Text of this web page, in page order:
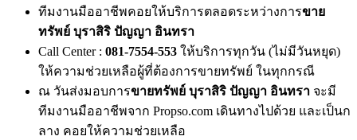
ทีมงานมืออาชีพคอยให้บริการตลอดระหว่างการขาย
ทรัพย์ บุราสิริ ปัญญา อินทรา
Call Center : 081-7554-553 ให้บริการทุกวัน (ไม่มีวันหยุด)
ให้ความช่วยเหลือผู้ที่ต้องการขายทรัพย์ ในทุกกรณี
ณ วันส่งมอบการขายทรัพย์ บุราสิริ ปัญญา อินทรา จะมี
ทีมงานมืออาชีพจาก Propso.com เดินทางไปด้วย และเป็นก
ลาง คอยให้ความช่วยเหลือ